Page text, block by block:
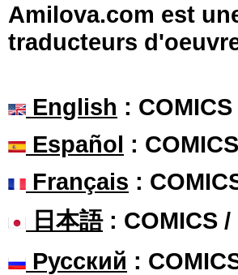
Amilova.com est
traducteurs
English :
Español :
Français :
日本語: COMICS /
Русский :